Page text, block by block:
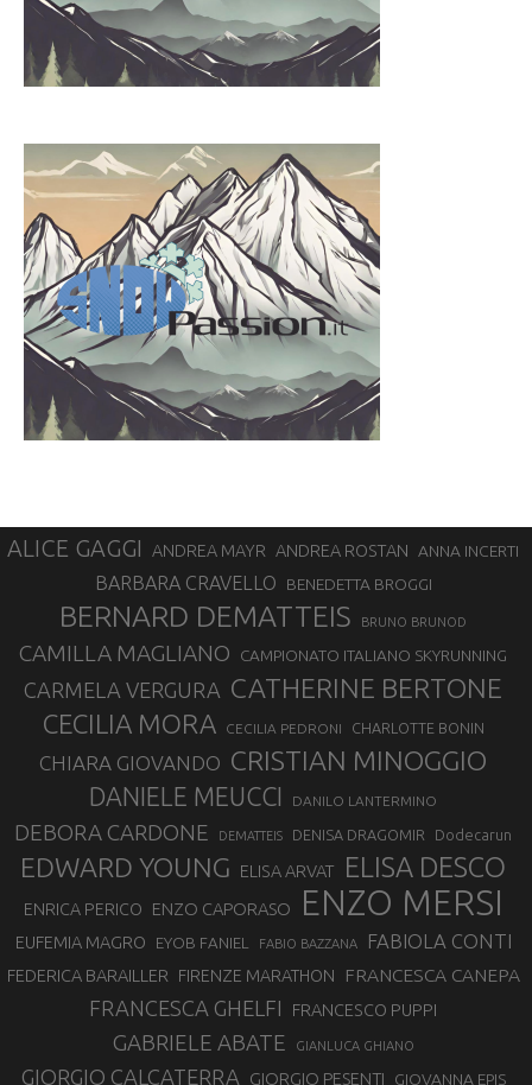
ALICE GAGGI ANDREA MAYR ANDREA ROSTAN ANNA INCERTI
BARBARA CRAVELLO BENEDETTA BROGGI
BERNARD DEMATTEIS BRUNO BRUNOD
CAMILLA MAGLIANO CAMPIONATO ITALIANO SKYRUNNING
CARMELA VERGURA CATHERINE BERTONE
CECILIA MORA CECILIA PEDRONI CHARLOTTE BONIN
CHIARA GIOVANDO CRISTIAN MINOGGIO
DANIELE MEUCCI DANILO LANTERMINO
DEBORA CARDONE DEMATTEIS DENISA DRAGOMIR Dodecarun
EDWARD YOUNG ELISA ARVAT ELISA DESCO
ENRICA PERICO ENZO CAPORASO ENZO MERSI
EUFEMIA MAGRO EYOB FANIEL FABIO BAZZANA FABIOLA CONTI
FEDERICA BARAILLER FIRENZE MARATHON FRANCESCA CANEPA
FRANCESCA GHELFI FRANCESCO PUPPI
GABRIELE ABATE GIANLUCA GHIANO
GIORGIO CALCATERRA GIORGIO PESENTI GIOVANNA EPIS